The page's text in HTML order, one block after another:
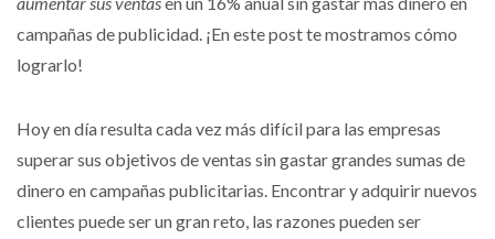
campañas de publicidad. ¡En este post te mostramos cómo
lograrlo!
Hoy en día resulta cada vez más difícil para las empresas
superar sus objetivos de ventas sin gastar grandes sumas de
dinero en campañas publicitarias. Encontrar y adquirir nuevos
clientes puede ser un gran reto, las razones pueden ser